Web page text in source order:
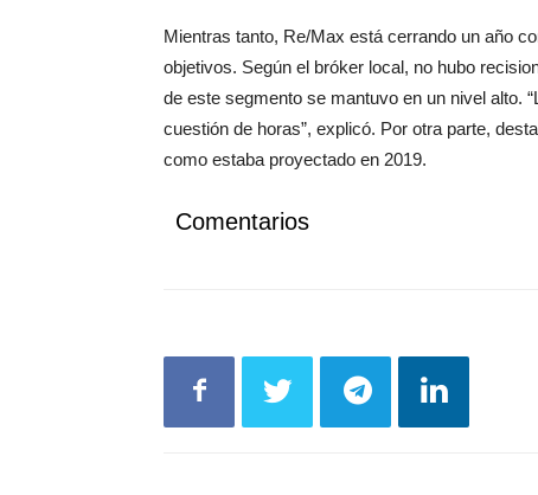
Mientras tanto, Re/Max está cerrando un año
objetivos. Según el bróker local, no hubo
de este segmento se mantuvo en un nivel alto.
cuestión de horas”, explicó. Por otra parte,
como estaba proyectado en 2019.
Comentarios